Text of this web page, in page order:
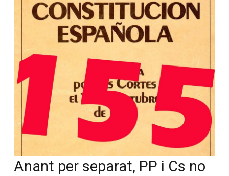
Anant per separat, PP i Cs no